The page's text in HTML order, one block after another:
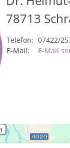
78713
Telefon: 07422/
E-Mail:
E-Mail